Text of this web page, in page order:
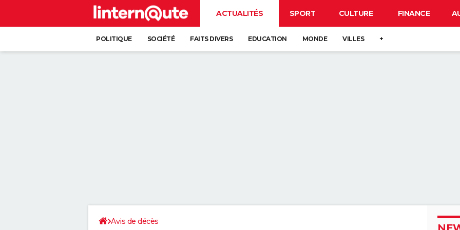
ACTUALITÉS SPORT CULTURE FINANCE
POLITIQUE SOCIÉTÉ FAITS DIVERS EDUCATION MONDE VILLES +
Avis de décès